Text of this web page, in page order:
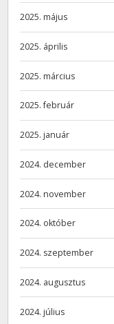
2025. május
2025. április
2025. március
2025. február
2025. január
2024. december
2024. november
2024. október
2024. szeptember
2024. augusztus
2024. július